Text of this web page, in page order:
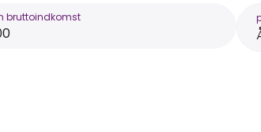
bruttoindkomst